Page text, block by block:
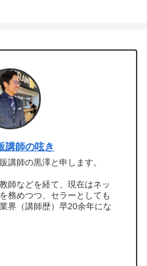
講師の呟き
講師の黒澤と申します。
師などを経て、現在はネッ
務めつつ、セラーとしても
界（講師歴）早20余年にな